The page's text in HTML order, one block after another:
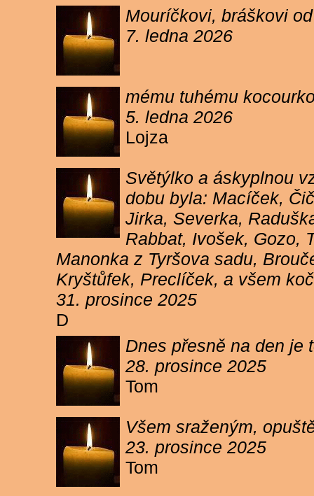
Mouríčkovi, bráškovi
7. ledna 2026
mému tuhému
5. ledna 2026
Lojza
Světýlko a áskyplnou
dobu byla: Macíček,
Jirka, Severka,
Rabbat, Ivošek, Gozo,
Manonka z Tyršova sadu,
Kryštůfek, Preclíček, a všem
31. prosince 2025
D
Dnes přesně na den je
28. prosince 2025
Tom
Všem sraženým,
23. prosince 2025
Tom